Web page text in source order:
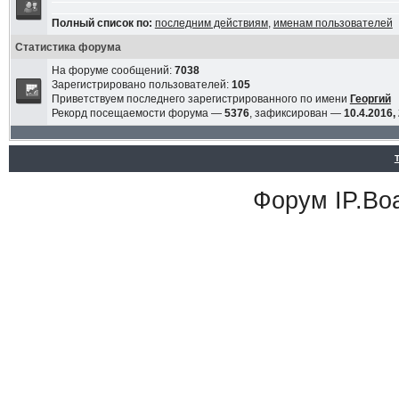
Полный список по: последним действиям, именам пользователей
Статистика форума
На форуме сообщений: 7038
Зарегистрировано пользователей: 105
Приветствуем последнего зарегистрированного по имени Георгий
Рекорд посещаемости форума — 5376, зафиксирован — 10.4.2016,
Форум